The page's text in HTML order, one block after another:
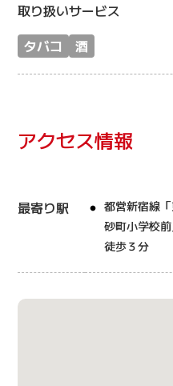
取り扱いサービス
タバコ
酒
アクセス情報
最寄り駅
都営新宿線
砂町小学校
徒歩３分